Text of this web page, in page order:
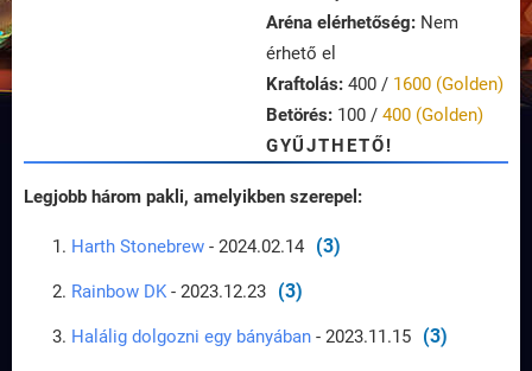
Aréna elérhetőség: Nem
érhető el
Kraftolás: 400 / 1600 (Golden)
Betörés: 100 / 400 (Golden)
GYŰJTHETŐ!
Legjobb három pakli, amelyikben szerepel:
Harth Stonebrew - 2024.02.14 (3)
Rainbow DK - 2023.12.23 (3)
Halálig dolgozni egy bányában - 2023.11.15 (3)